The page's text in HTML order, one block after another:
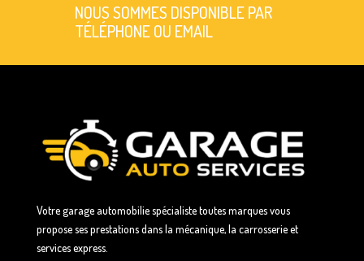
NOUS SOMMES DISPONIBLE PAR
TÉLÉPHONE OU EMAIL
Votre garage automobilie spécialiste toutes marques vous
propose ses prestations dans la mécanique, la carrosserie et
services express.